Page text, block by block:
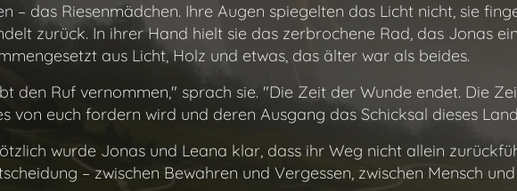
– das Riesenmädchen. Ihre Augen spiegelten das Licht nicht, sie
zurück. In ihrer Hand hielt sie das zerbrochene Rad, das Jonas
aus Licht, Holz und etwas, das älter war als beides.
den Ruf vernommen," sprach sie. "Die Zeit der Wunde endet. Die
von euch fordern wird und deren Ausgang das Schicksal dieses
wurde Jonas und Leana klar, dass ihr Weg nicht allein
– zwischen Bewahren und Vergessen, zwischen Mensch